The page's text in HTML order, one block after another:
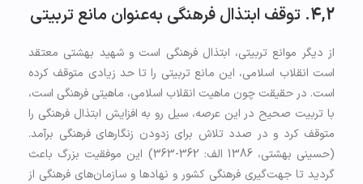
4,2. توقف ابتذال فرهنگی به‌عنوان مانع تربیتی
از دیگر موانع تربیتی، ابتذال فرهنگی است و شهید بهشتی معتقد
است انقلاب اسلامی، این مانع تربیتی را تا حد زیادی متوقف کرده
است. در حقیقت چون ماهیت انقلاب اسلامی، ماهیتی فرهنگی است،
با تربیت صحیح در این عرصه، سیل رو به افزایش ابتذال فرهنگی را
متوقف کرد و در صدد تلاش برای زدودن زنگارهای فرهنگی برآمد.
(حسینی بهشتی، 1386 الف: 362-363) این موفقیت بزرگ باعث
گردید تا جهت‌گیری فرهنگی کشور و نهادها و سازمان‌های فرهنگی از